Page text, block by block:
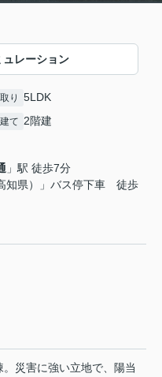
ュレーション
り 5LDK
て 2階建
」駅 徒歩7分
知県）」バス停下車 徒歩
災害に強い立地で、陽当